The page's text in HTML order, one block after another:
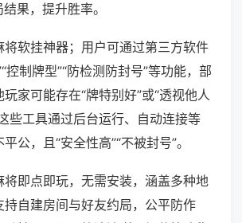
果，提升胜率。
将软挂神器；用户可通过第三方软件
控制牌型”“防检测防封号”等功能，部
家可能存在“牌特别好”或“透视他人
些工具通过后台运行、自动连接等
公，且“安全性高”“不被封号”。
将即点即玩，无需安装，涵盖多种地
持自建房间与好友约局，公平防作